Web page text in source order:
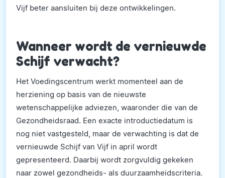
Vijf beter aansluiten bij deze ontwikkelingen.
Wanneer wordt de vernieuwde
Schijf verwacht?
Het Voedingscentrum werkt momenteel aan de
herziening op basis van de nieuwste
wetenschappelijke adviezen, waaronder die van de
Gezondheidsraad. Een exacte introductiedatum is
nog niet vastgesteld, maar de verwachting is dat de
vernieuwde Schijf van Vijf in april wordt
gepresenteerd. Daarbij wordt zorgvuldig gekeken
naar zowel gezondheids- als duurzaamheidscriteria.